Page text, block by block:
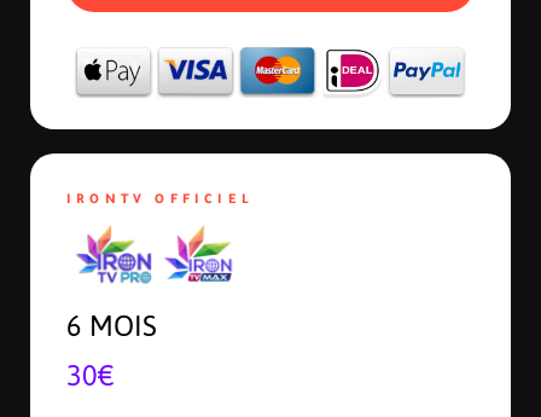
IRONTV OFFICIEL
6 MOIS
30€